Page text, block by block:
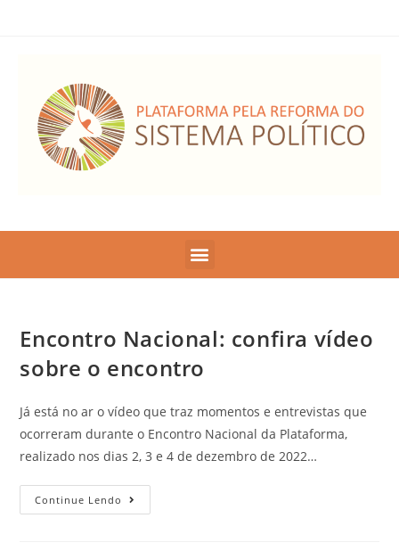
Encontro Nacional: confira vídeo
sobre o encontro
Já está no ar o vídeo que traz momentos e entrevistas que
ocorreram durante o Encontro Nacional da Plataforma,
realizado nos dias 2, 3 e 4 de dezembro de 2022…
Continue Lendo